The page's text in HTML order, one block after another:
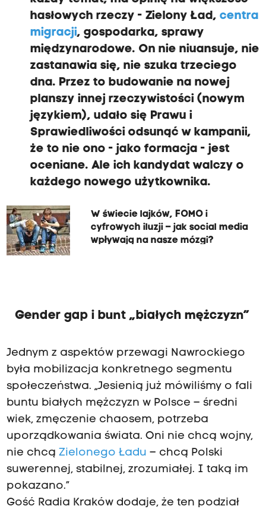
hasłowych rzeczy - Zielony Ład, centra
migracji, gospodarka, sprawy
międzynarodowe. On nie niuansuje, nie
zastanawia się, nie szuka trzeciego
dna. Przez to budowanie na nowej
planszy innej rzeczywistości (nowym
językiem), udało się Prawu i
Sprawiedliwości odsunąć w kampanii,
że to nie ono - jako formacja - jest
oceniane. Ale ich kandydat walczy o
każdego nowego użytkownika.
W świecie lajków, FOMO i
cyfrowych iluzji – jak social media
wpływają na nasze mózgi?
Gender gap i bunt „białych mężczyzn”
Jednym z aspektów przewagi Nawrockiego
była mobilizacja konkretnego segmentu
społeczeństwa. „Jesienią już mówiliśmy o fali
buntu białych mężczyzn w Polsce – średni
wiek, zmęczenie chaosem, potrzeba
uporządkowania świata. Oni nie chcą wojny,
nie chcą Zielonego Ładu – chcą Polski
suwerennej, stabilnej, zrozumiałej. I taką im
pokazano.”
Gość Radia Kraków dodaje, że ten podział